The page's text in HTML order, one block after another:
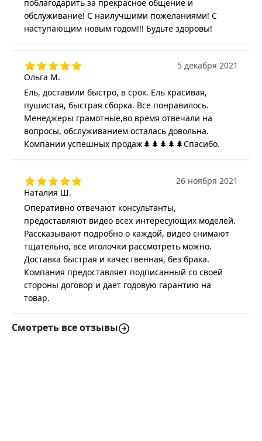
поблагодарить за прекрасное общение и
обслуживание! С наилучшими пожеланиями! С
наступающим новым годом!!! Будьте здоровы!
Ольга М.
5 декабря 2021
Ель, доставили быстро, в срок. Ель красивая,
пушистая, быстрая сборка. Все понравилось.
Менеджеры грамотные,во время отвечали на
вопросы, обслуживанием осталась довольна.
Компании успешных продаж🌲🌲🌲🌲🌲Спасибо.
Наталия Ш.
26 ноября 2021
Оперативно отвечают консультанты,
предоставляют видео всех интересующих моделей.
Рассказывают подробно о каждой, видео снимают
тщательно, все иголочки рассмотреть можно.
Доставка быстрая и качественная, без брака.
Компания предоставляет подписанный со своей
стороны договор и дает годовую гарантию на
товар.
Смотреть все отзывы